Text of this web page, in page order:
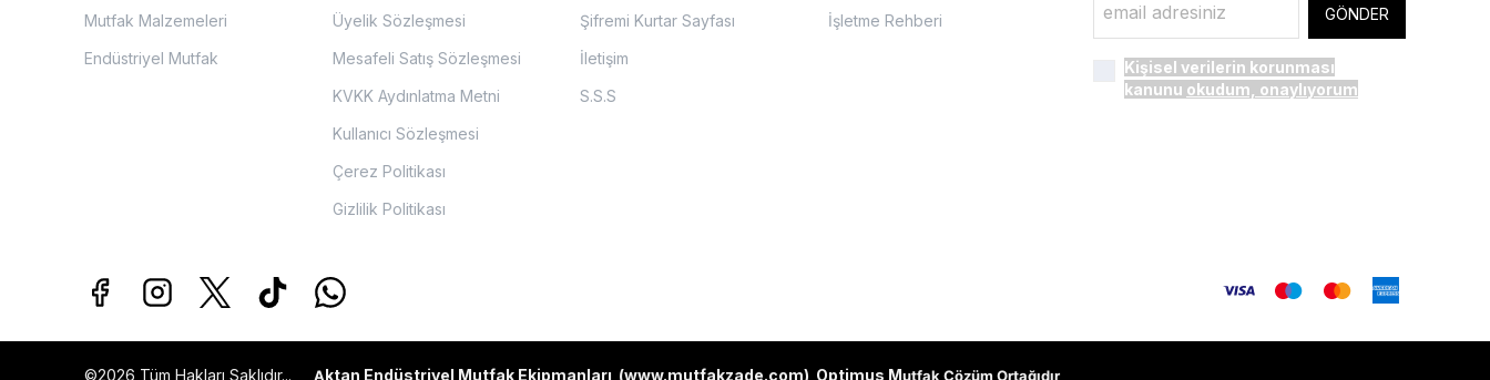
Mutfak Malzemeleri
Endüstriyel Mutfak
Üyelik Sözleşmesi
Mesafeli Satış Sözleşmesi
KVKK Aydınlatma Metni
Kullanıcı Sözleşmesi
Çerez Politikası
Gizlilik Politikası
Şifremi Kurtar Sayfası
İletişim
S.S.S
İşletme Rehberi
GÖNDER
Kişisel verilerin korunması
kanunu okudum, onaylıyorum
©2026 Tüm Hakları Saklıdır... Aktan Endüstriyel Mutfak Ekipmanları (www.mutfakzade.com) Optimus Mutfak Çözüm Ortağıdır